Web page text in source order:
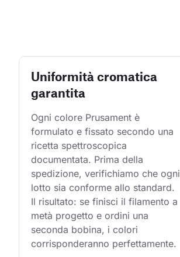
Uniformità cromatica
garantita
Ogni colore Prusament è
formulato e fissato secondo una
ricetta spettroscopica
documentata. Prima della
spedizione, verifichiamo che ogni
lotto sia conforme allo standard.
Il risultato: se finisci il filamento a
metà progetto e ordini una
seconda bobina, i colori
corrisponderanno perfettamente.